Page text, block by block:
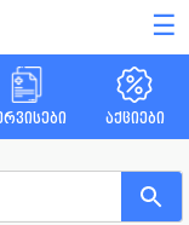
☰
აქციები